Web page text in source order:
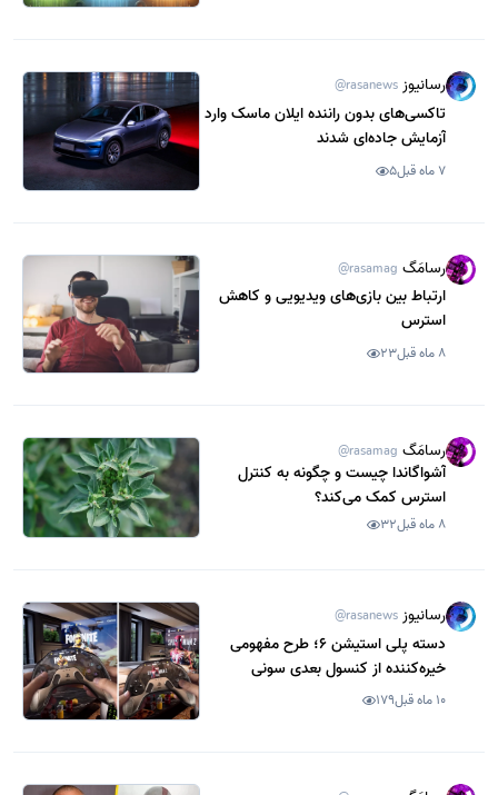
رسانیوز @rasanews
تاکسی‌های بدون راننده ایلان ماسک وارد
آزمایش جاده‌ای شدند
7 ماه قبل 5
رسامَگ @rasamag
ارتباط بین بازی‌های ویدیویی و کاهش
استرس
8 ماه قبل 23
رسامَگ @rasamag
آشواگاندا چیست و چگونه به کنترل
استرس کمک می‌کند؟
8 ماه قبل 32
رسانیوز @rasanews
دسته پلی‌ استیشن 6؛ طرح مفهومی
خیره‌کننده از کنسول بعدی سونی
10 ماه قبل 179